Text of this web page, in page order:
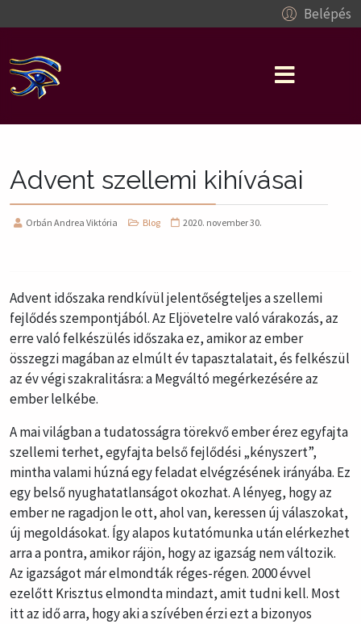
Belépés
Advent szellemi kihívásai
Orbán Andrea Viktória Blog 2020. november 30.
Advent időszaka rendkívül jelentőségteljes a szellemi
fejlődés szempontjából. Az Eljövetelre való várakozás, az
erre való felkészülés időszaka ez, amikor az ember
összegzi magában az elmúlt év tapasztalatait, és felkészül
az év végi szakralitásra: a Megváltó megérkezésére az
ember lelkébe.
A mai világban a tudatosságra törekvő ember érez egyfajta
szellemi terhet, egyfajta belső fejlődési „kényszert”,
mintha valami húzná egy feladat elvégzésének irányába. Ez
egy belső nyughatatlanságot okozhat. A lényeg, hogy az
ember ne ragadjon le ott, ahol van, keressen új válaszokat,
új megoldásokat. Így alapos kutatómunka után elérkezhet
arra a pontra, amikor rájön, hogy az igazság nem változik.
Az igazságot már elmondták réges-régen. 2000 évvel
ezelőtt Krisztus elmondta mindazt, amit tudni kell. Most
itt az idő arra, hogy aki a szívében érzi ezt a bizonyos